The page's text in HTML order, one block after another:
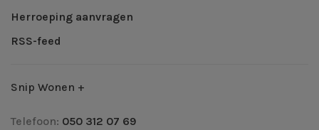
Herroeping aanvragen
RSS-feed
Snip Wonen +
Telefoon: 050 312 07 69